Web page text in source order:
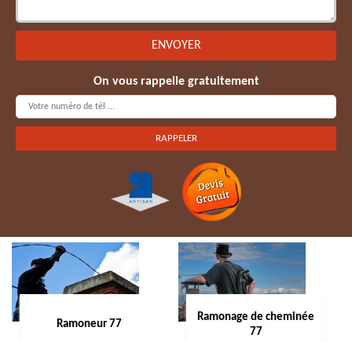
On vous rappelle gratuitement
Ramoneur 77
Ramonage de cheminée
77